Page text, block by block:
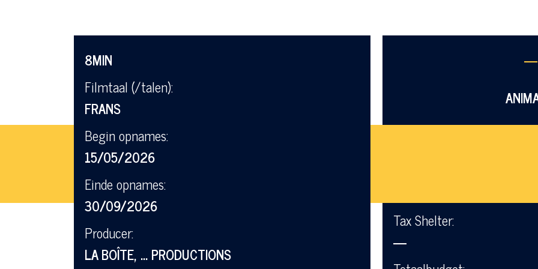
8MIN
Filmtaal (/talen):
FRANS
Begin opnames:
15/05/2026
Einde opnames:
30/09/2026
Producer:
LA BOÎTE, ... PRODUCTIONS
—
Tax Shelter:
—